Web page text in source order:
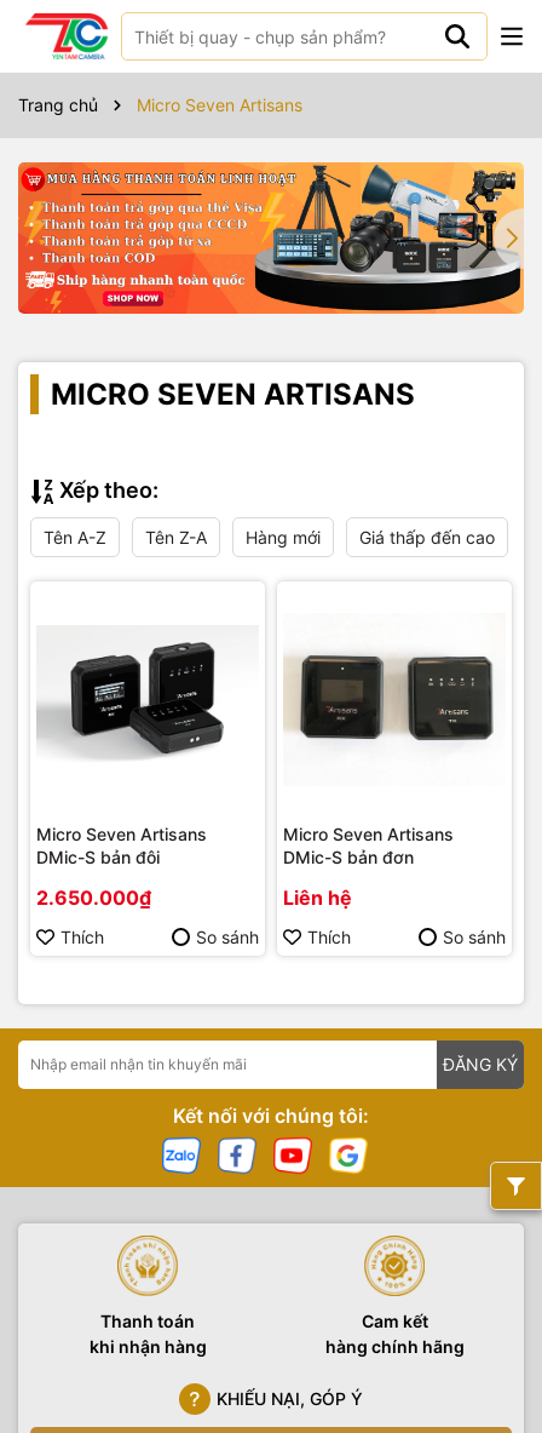
Trang chủ Micro Seven Artisans
MICRO SEVEN ARTISANS
Xếp theo:
Tên A-Z Tên Z-A Hàng mới Giá thấp đến cao
Micro Seven Artisans
DMic-S bản đôi
2.650.000₫
Thích So sánh
Micro Seven Artisans
DMic-S bản đơn
Liên hệ
Thích So sánh
ĐĂNG KÝ
Kết nối với chúng tôi:
Thanh toán
khi nhận hàng
Cam kết
hàng chính hãng
KHIẾU NẠI, GÓP Ý